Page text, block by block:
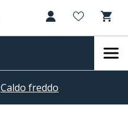
Caldo freddo